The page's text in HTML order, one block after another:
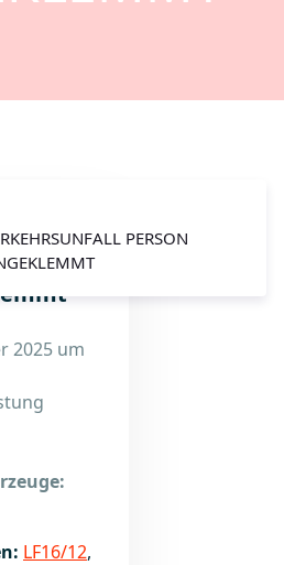
PERSON
2025 um
LF16/12,